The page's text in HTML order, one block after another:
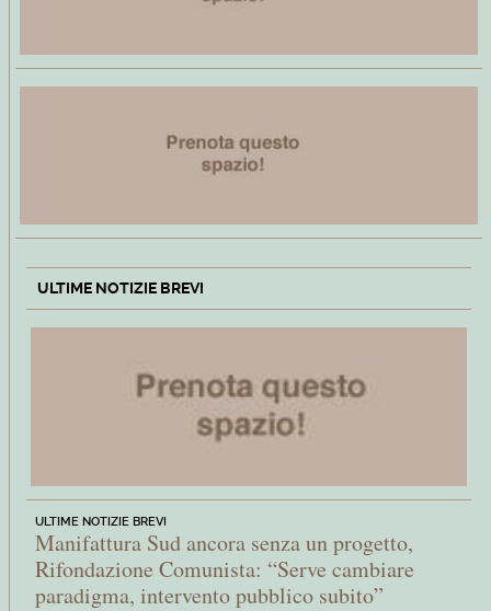
ULTIME NOTIZIE BREVI
ULTIME NOTIZIE BREVI
Manifattura Sud ancora senza un progetto,
Rifondazione Comunista: “Serve cambiare
paradigma, intervento pubblico subito”